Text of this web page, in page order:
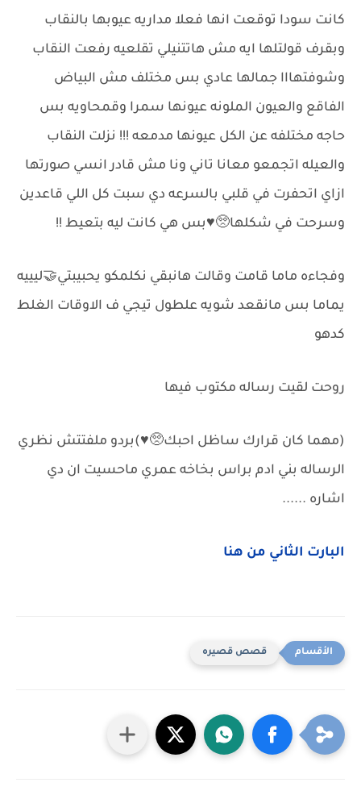
كانت سودا توقعت انها فعلا مداريه عيوبها بالنقاب
وبقرف قولتلها ايه مش هاتتنيلي تقلعيه رفعت النقاب
وشوفتهااا جمالها عادي بس مختلف مش البياض
الفاقع والعيون الملونه عيونها سمرا وقمحاويه بس
حاجه مختلفه عن الكل عيونها مدمعه !!! نزلت النقاب
والعيله اتجمعو معانا تاني ونا مش قادر انسي صورتها
ازاي اتحفرت في قلبي بالسرعه دي سبت كل اللي قاعدين
وسرحت في شكلها🥺♥️بس هي كانت ليه بتعيط !!
وفجاءه ماما قامت وقالت هانبقي نكلمكو يحبيبتي🤝ليييه
يماما بس مانقعد شويه علطول تيجي ف الاوقات الغلط
كدهو
روحت لقيت رساله مكتوب فيها
(مهما كان قرارك ساظل احبك🥺♥️)بردو ملفتتش نظري
الرساله بني ادم براس بخاخه عمري ماحسيت ان دي
اشاره ......
البارت الثاني من هنا
قصص قصيره